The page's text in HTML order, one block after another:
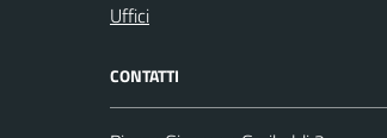
Uffici
CONTATTI